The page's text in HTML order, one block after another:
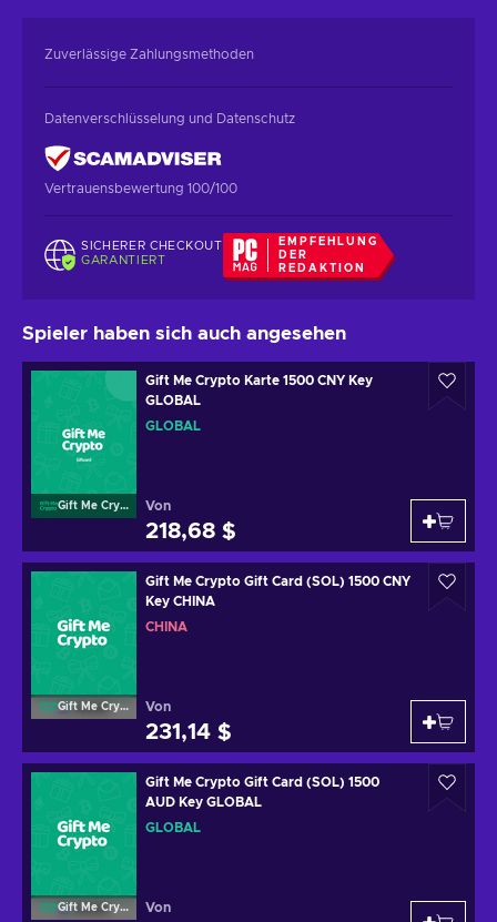
Zuverlässige Zahlungsmethoden
Datenverschlüsselung und Datenschutz
Vertrauensbewertung 100/100
SICHERER CHECKOUT
GARANTIERT
EMPFEHLUNG
DER
REDAKTION
Spieler haben sich auch angesehen
Gift Me Crypto
Gift Me Crypto Karte 1500 CNY Key
GLOBAL
GLOBAL
Von
218,68 $
Gift Me Crypto
Gift Me Crypto Gift Card (SOL) 1500 CNY
Key CHINA
CHINA
Von
231,14 $
Gift Me Crypto
Gift Me Crypto Gift Card (SOL) 1500
AUD Key GLOBAL
GLOBAL
Von